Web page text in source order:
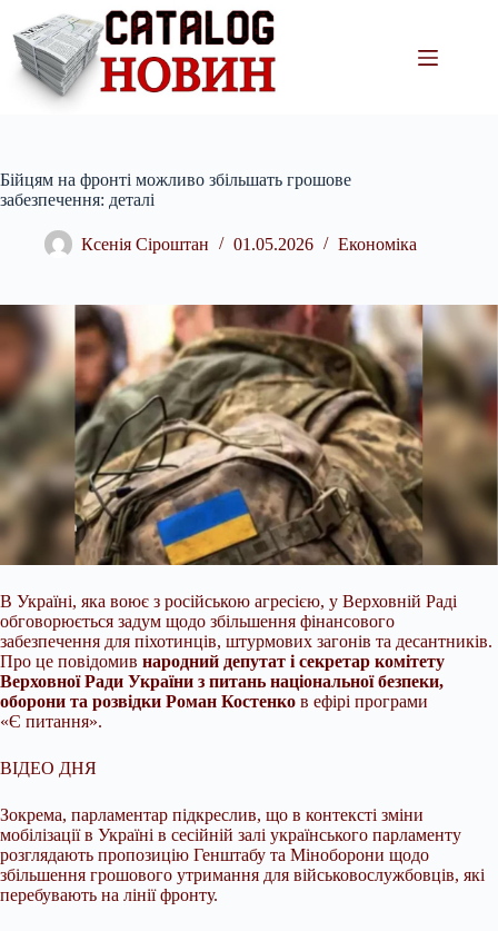
вмісту
Бійцям на фронті можливо збільшать грошове
забезпечення: деталі
Ксенія Сіроштан 01.05.2026 Економіка
В Україні, яка воює з російською агресією, у Верховній Раді
обговорюється задум щодо збільшення фінансового
забезпечення для піхотинців, штурмових загонів та десантників.
Про це повідомив народний депутат і секретар комітету
Верховної Ради України з питань національної безпеки,
оборони та розвідки Роман Костенко в ефірі програми
«Є питання».
ВІДЕО ДНЯ
Зокрема, парламентар підкреслив, що в контексті зміни
мобілізації в Україні в сесійній залі українського парламенту
розглядають пропозицію Генштабу та Міноборони щодо
збільшення грошового утримання для військовослужбовців, які
перебувають на лінії фронту.